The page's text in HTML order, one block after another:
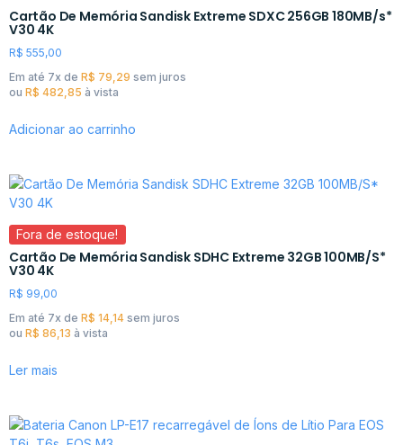
Cartão De Memória Sandisk Extreme SDXC 256GB 180MB/s*
V30 4K
R$ 555,00
Em até 7x de R$ 79,29 sem juros
ou R$ 482,85 à vista
Adicionar ao carrinho
Fora de estoque!
Cartão De Memória Sandisk SDHC Extreme 32GB 100MB/S*
V30 4K
R$ 99,00
Em até 7x de R$ 14,14 sem juros
ou R$ 86,13 à vista
Ler mais